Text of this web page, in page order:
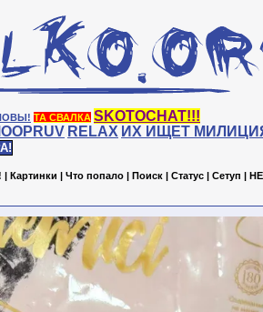
ТА СВАЛКА SKOTOCHAT!!!
RELAX ИХ ИЩЕТ
| Картинки | Что попало | Поиск | Статус | Сетуп |